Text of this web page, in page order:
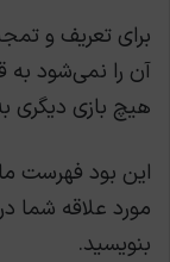
برای تعریف و
آن را نمی‌شود به
هیچ بازی دیگری
مورد علاقه شما
بنویسید.